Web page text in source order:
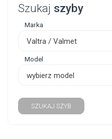
Szukaj szyby
Marka
Valtra / Valmet
Model
wybierz model
SZUKAJ SZYB